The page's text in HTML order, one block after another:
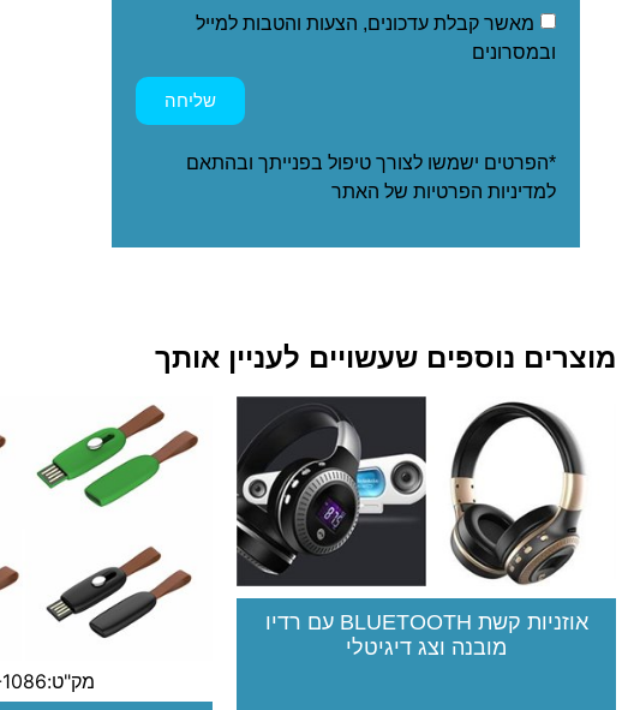
מאשר קבלת עדכונים, הצעות והטבות למייל
ובמסרונים
שליחה
*הפרטים ישמשו לצורך טיפול בפנייתך ובהתאם
למדיניות הפרטיות של האתר
מוצרים נוספים שעשויים לעניין אותך
אוזניות קשת BLUETOOTH עם רדיו
מובנה וצג דיגיטלי
מק"ט:LWU-1086